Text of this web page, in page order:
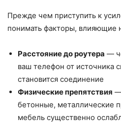
Прежде чем приступить к
понимать факторы, влияющие
Расстояние до роутера —
ваш телефон от источника
становится соединение
Физические препятствия —
бетонные, металлические
мебель существенно